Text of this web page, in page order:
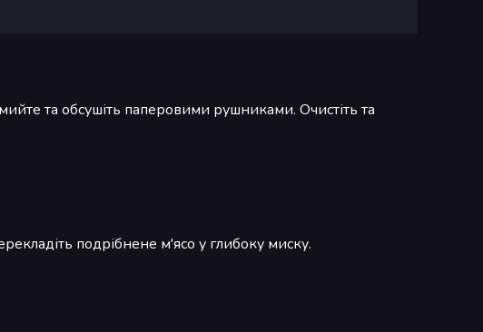
та обсушіть паперовими рушниками. Очистіть та
подрібнене м'ясо у глибоку миску.